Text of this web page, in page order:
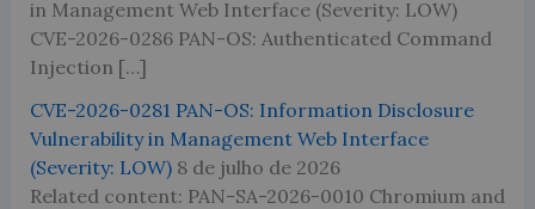
in Management Web Interface (Severity: LOW)
CVE-2026-0286 PAN-OS: Authenticated Command
Injection […]
CVE-2026-0281 PAN-OS: Information Disclosure
Vulnerability in Management Web Interface
(Severity: LOW) 8 de julho de 2026
Related content: PAN-SA-2026-0010 Chromium and